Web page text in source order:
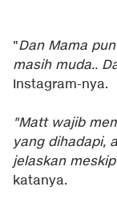
"Dan Mama
masih muda..
Instagram-nya.
"Matt wajib
yang dihadapi,
jelaskan
katanya.